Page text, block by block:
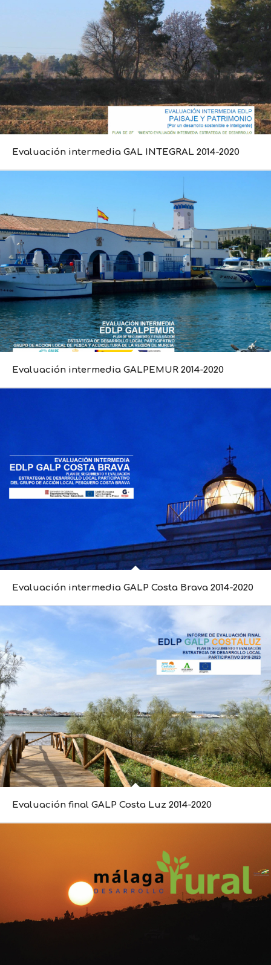
Evaluación intermedia GAL INTEGRAL 2014-2020
Evaluación intermedia GALPEMUR 2014-2020
Evaluación intermedia GALP Costa Brava 2014-2020
Evaluación final GALP Costa Luz 2014-2020